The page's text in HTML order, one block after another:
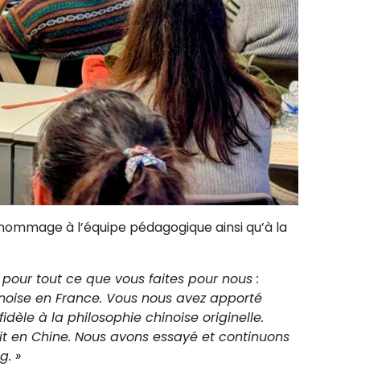
à l’équipe pédagogique ainsi qu’à la
tout ce que vous faites pour nous :
en France. Vous nous avez apporté
à la philosophie chinoise originelle.
en Chine. Nous avons essayé et continuons
»